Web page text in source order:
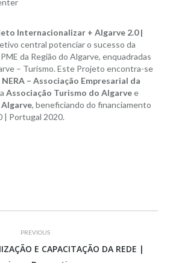
Internacionalizar + Algarve 2.0 |
central potenciar o sucesso da
da Região do Algarve, enquadradas
– Turismo. Este Projeto encontra-se
NERA – Associação Empresarial da
Associação Turismo do Algarvee
, beneficiando do financiamento
| Portugal 2020.
PREVIOUS
Previous
E CAPACITAÇÃO DA REDE |